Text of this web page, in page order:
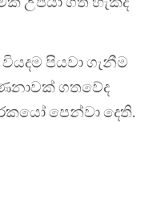
වියදම පියවා ගැනීම
ගතවේද
පෙන්වා දෙති.